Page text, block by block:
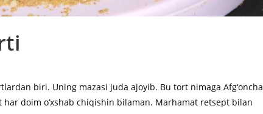
biri. Uning mazasi juda ajoyib. Bu tort nimaga Afg‘oncha
doim o‘xshab chiqishin bilaman. Marhamat retsept bilan